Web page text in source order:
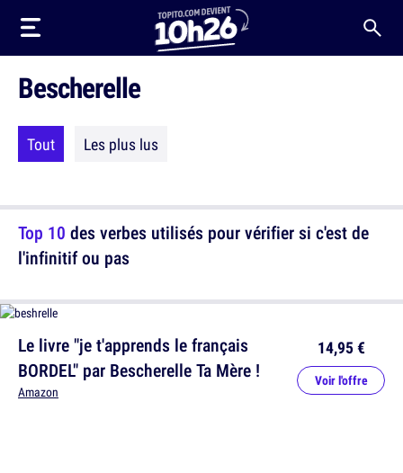
Bescherelle
Tout Les plus lus
Top 10 des verbes utilisés pour vérifier si c'est de
l'infinitif ou pas
Le livre "je t'apprends le français
BORDEL" par Bescherelle Ta Mère !
Amazon
14,95 €
Voir l'offre